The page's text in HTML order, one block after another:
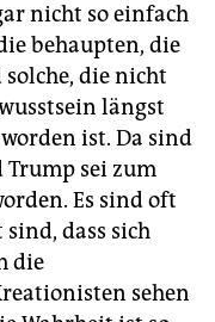
nicht so einfach
behaupten, die
solche, die nicht
längst
ist. Da sind
Trump sei zum
Es sind oft
dass sich
die
sehen